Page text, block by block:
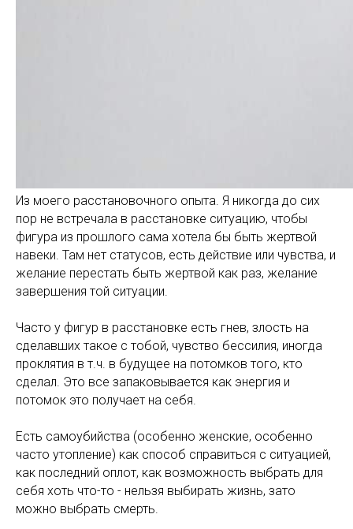
Из моего расстановочного опыта. Я никогда до сих
пор не встречала в расстановке ситуацию, чтобы
фигура из прошлого сама хотела бы быть жертвой
навеки. Там нет статусов, есть действие или чувства, и
желание перестать быть жертвой как раз, желание
завершения той ситуации.
Часто у фигур в расстановке есть гнев, злость на
сделавших такое с тобой, чувство бессилия, иногда
проклятия в т.ч. в будущее на потомков того, кто
сделал. Это все запаковывается как энергия и
потомок это получает на себя.
Есть самоубийства (особенно женские, особенно
часто утопление) как способ справиться с ситуацией,
как последний оплот, как возможность выбрать для
себя хоть что-то - нельзя выбирать жизнь, зато
можно выбрать смерть.